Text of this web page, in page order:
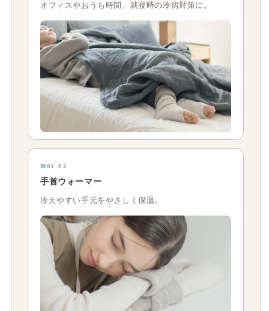
オフィスやおうち時間、就寝時の冷房対策に。
WAY 02
手首ウォーマー
冷えやすい手元をやさしく保温。